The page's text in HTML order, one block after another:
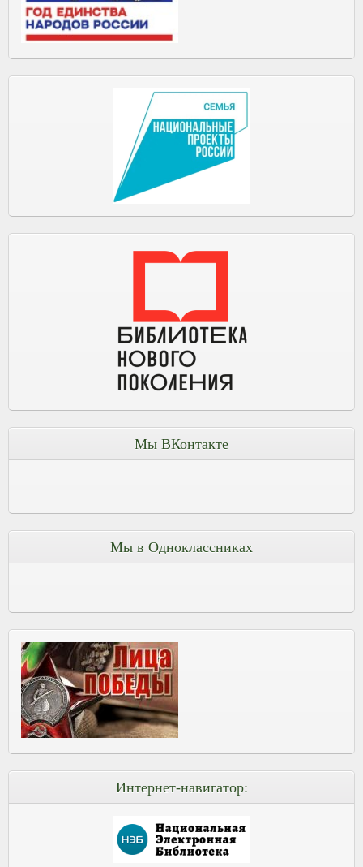
Мы ВКонтакте
Мы в Одноклассниках
Интернет-навигатор: